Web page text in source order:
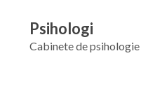
Psihologi
Cabinete de psihologie